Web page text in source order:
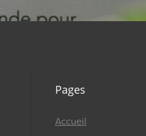
Pages
Accueil